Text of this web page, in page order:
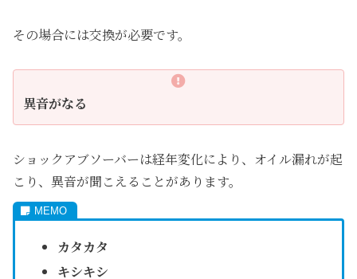
その場合には交換が必要です。
異音がなる
ショックアブソーバーは経年変化により、オイル漏れが起
こり、異音が聞こえることがあります。
カタカタ
キシキシ